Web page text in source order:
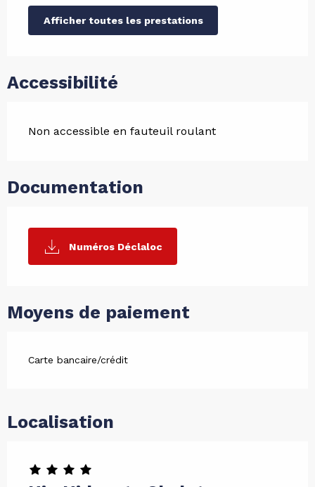
Afficher toutes les prestations
Accessibilité
Non accessible en fauteuil roulant
Documentation
Numéros Déclaloc
Moyens de paiement
Carte bancaire/crédit
Localisation